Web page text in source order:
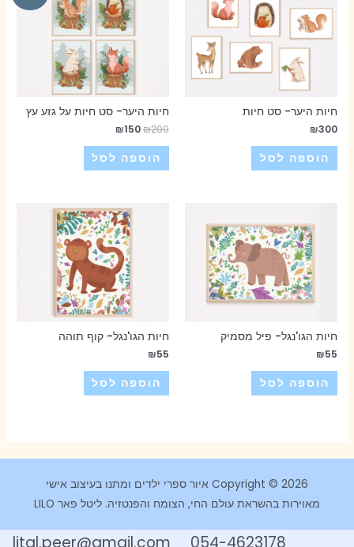
חיות היער- סט חיות
₪300
הוספה לסל
חיות היער- סט חיות על גזע עץ
₪200
₪150
הוספה לסל
חיות הגו'נגל- פיל מסמיק
₪55
הוספה לסל
חיות הגו'נגל- קוף תוהה
₪55
הוספה לסל
Copyright © 2026 איור ספרי ילדים ומתנו בעיצוב אישי
מאוירות בהשראת עולם החי, הצומח והפנטזיה. ליטל פאר LILO